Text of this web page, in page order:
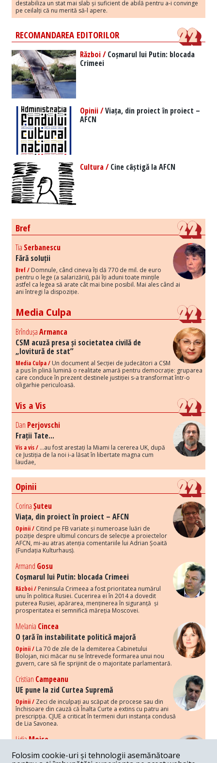
destabiliza un stat mai slab și suficient de abilă pentru a-i convinge
pe ceilalți că nu merită să-l apere.
RECOMANDAREA EDITORILOR
Război /Coșmarul lui Putin: blocada
Crimeei
Opinii /Viața, din proiect în proiect –
AFCN
Cultura /Cine câștigă la AFCN
Bref
Tia Serbanescu
Fără soluții
Bref / Domnule, când cineva îți dă 770 de mil. de euro
pentru o lege (a salarizării), păi îți aduni toate mințile
astfel ca legea să arate cât mai bine posibil. Mai ales când ai
ani întregi la dispoziție.
Media Culpa
BrîndușaArmanca
CSM acuză presa și societatea civilă de
„lovitură de stat”
Media Culpa / Un document al Secției de judecători a CSM
a pus în plină lumină o realitate amară pentru democrație: gruparea
care conduce în prezent destinele justiției s-a transformat într-o
oligarhie periculoasă.
Vis a Vis
Dan Perjovschi
Frații Tate...
Vis a vis / ...au fost arestați la Miami la cererea UK, după
ce Justiția de la noi i-a lăsat în libertate magna cum
laudae,
Opinii
CorinaȘuteu
Viața, din proiect în proiect – AFCN
Opinii / Citind pe FB variate și numeroase luări de
poziție despre ultimul concurs de selecție a proiectelor
AFCN, mi-au atras atenția comentariile lui Adrian Șoaită
(Fundația Kulturhaus).
Armand Gosu
Coșmarul lui Putin: blocada Crimeei
Război / Peninsula Crimeea a fost prioritatea numărul
unu în politica Rusiei. Cucerirea ei în 2014 a dovedit
puterea Rusiei, apărarea, menținerea în siguranță și
prosperitatea ei semnifică măreția Moscovei.
Melania Cincea
O țară în instabilitate politică majoră
Opinii / La 70 de zile de la demiterea Cabinetului
Bolojan, nici măcar nu se întrevede formarea unui nou
guvern, care să fie sprijinit de o majoritate parlamentară.
Cristian Campeanu
UE pune la zid Curtea Supremă
Opinii / Zeci de inculpați au scăpat de procese sau din
închisoare din cauză că Înalta Curte a extins cu patru ani
prescripția. CJUE a criticat în termeni duri instanța condusă
de Lia Savonea.
LidiaMoise
Costurile economice ale haosului politic
Folosim cookie-uri și tehnologii asemănătoare